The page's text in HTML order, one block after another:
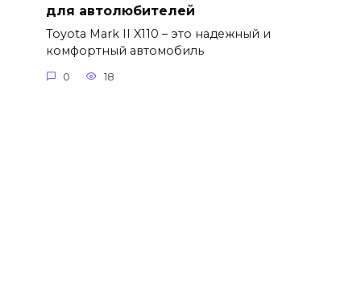
для автолюбителей
Toyota Mark II X110 – это надежный и
комфортный автомобиль
0 18